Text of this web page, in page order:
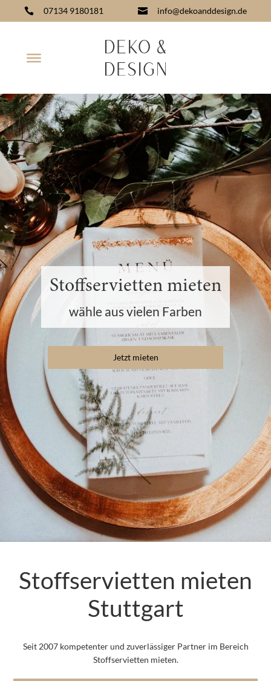
 07134 9180181  info@dekoanddesign.de
Stoffservietten mieten
wähle aus vielen Farben
Jetzt mieten
Stoffservietten mieten
Stuttgart
Seit 2007 kompetenter und zuverlässiger Partner im Bereich
Stoffservietten mieten.